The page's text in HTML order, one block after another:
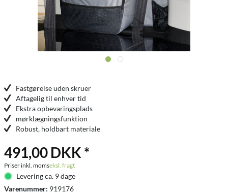
Fastgørelse uden skruer
Aftagelig til enhver tid
Ekstra opbevaringsplads
mørklægningsfunktion
Robust, holdbart materiale
491,00 DKK *
Priser inkl. momseksl. fragt
Levering ca. 9 dage
Varenummer: 919176